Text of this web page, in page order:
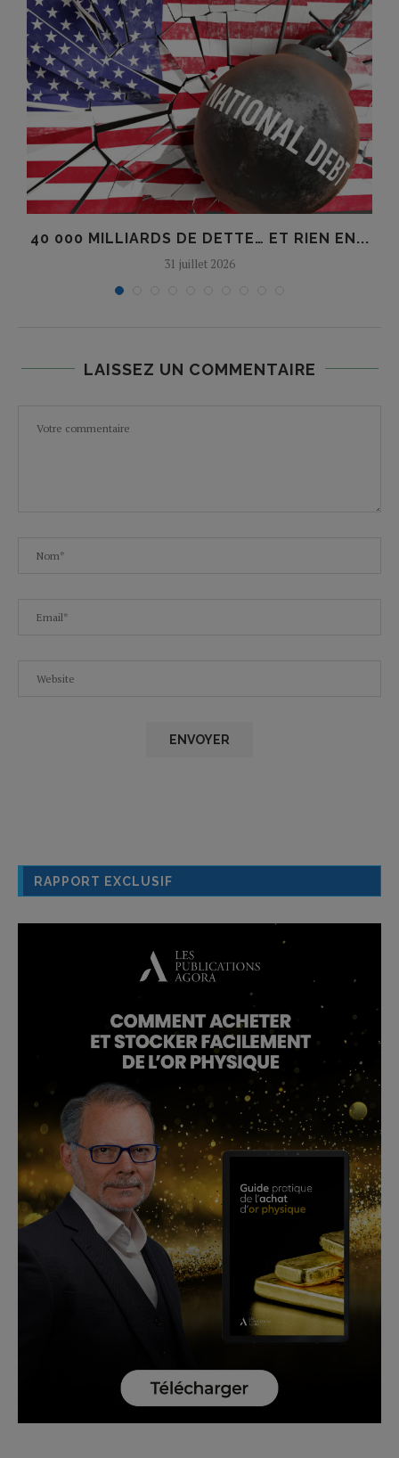
40 000 MILLIARDS DE DETTE… ET RIEN EN...
31 juillet 2026
LAISSEZ UN COMMENTAIRE
RAPPORT EXCLUSIF